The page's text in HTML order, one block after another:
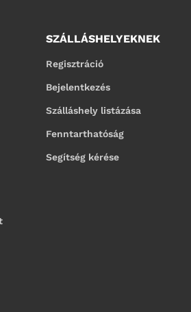
SZÁLLÁSHELYEKNEK
Regisztráció
Bejelentkezés
Szálláshely listázása
Fenntarthatóság
Segítség kérése